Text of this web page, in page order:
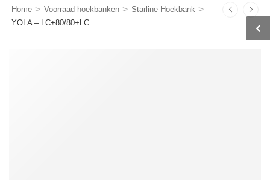
Home > Voorraad hoekbanken > Starline Hoekbank >
YOLA – LC+80/80+LC